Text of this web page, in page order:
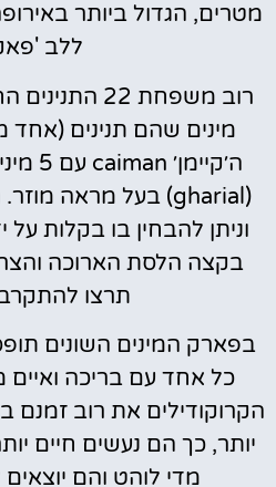
מטרים, הגדול ביותר
ללב
מינים שהם תנינים (אחד
ה׳קיימן׳ caiman
(
gharial) בעל מראה מוזר.
וניתן להבחין בו בקלות על
בקצה הלסת הארוכה
תרצו
בפארק המינים השונים
כל אחד עם בריכה
הקרוקודילים את רוב
יותר, כך הם נעשים חיים
מדי לוהט והם